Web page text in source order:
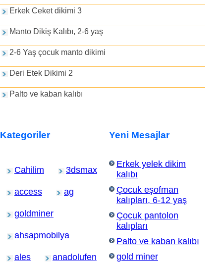
Erkek Ceket dikimi 3
Manto Dikiş Kalıbı, 2-6 yaş
2-6 Yaş çocuk manto dikimi
Deri Etek Dikimi 2
Palto ve kaban kalıbı
Kategoriler
Cahilim 3dsmax
access ag
goldminer
ahsapmobilya
ales anadolufen
Yeni Mesajlar
Erkek yelek dikim
kalıbı
Çocuk eşofman
kalıpları, 6-12 yaş
Çocuk pantolon
kalıpları
Palto ve kaban kalıbı
gold miner